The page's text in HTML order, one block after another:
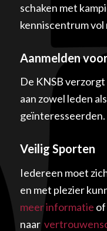
schaken met
kenniscentrum
Aanmelden
De KNSB
aan zowel leden
geïnteresseerden.
Veilig Sporten
Iedereen moet
en met plezier
meer informatie
naar